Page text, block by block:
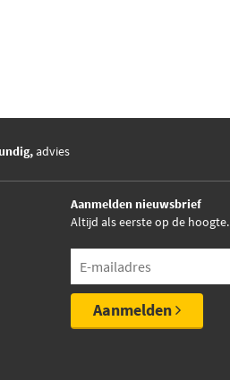
advies
Aanmelden nieuwsbrief
Altijd als eerste op de hoogte.
Aanmelden